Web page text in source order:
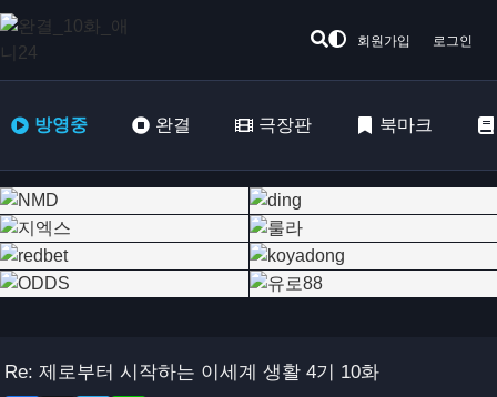
회원가입 로그인
방영중 완결 극장판 북마크
Re: 제로부터 시작하는 이세계 생활 4기 10화